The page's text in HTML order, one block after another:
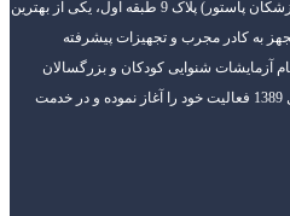
داروخانه دکتر حاتمی (روبروی ساختمان پزشکان پاستور) پلاک 9 طبقه اول، یکی از بهترین
به کادر مجرب و تجهیزات پیشرفته
آزمایشات شنوایی کودکان و بزرگسالان
تجویز سمعک و ارزیابی وزوزگوش از سال 1389 فعالیت خود را آغاز نموده و در خدمت